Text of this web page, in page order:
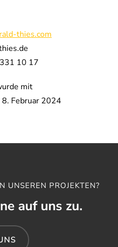
thies.com
10 17
mit
8. Februar 2024
UNSEREN PROJEKTEN?
auf uns zu.